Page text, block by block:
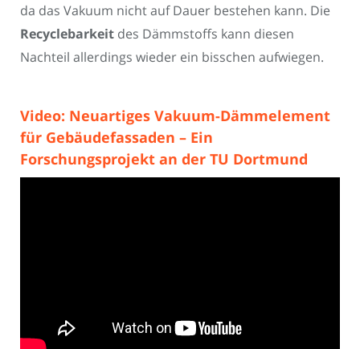
da das Vakuum nicht auf Dauer bestehen kann. Die
Recyclebarkeit des Dämmstoffs kann diesen
Nachteil allerdings wieder ein bisschen aufwiegen.
Video: Neuartiges Vakuum-Dämmelement
für Gebäudefassaden – Ein
Forschungsprojekt an der TU Dortmund